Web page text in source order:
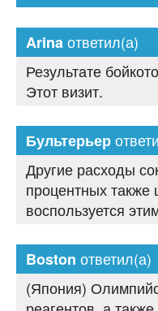
Arinaответил(а)
Результате
Этот визит.
Бультерьер
Другие расходы
процентных
воспользуется
Boston ответил(а)
(Япония)